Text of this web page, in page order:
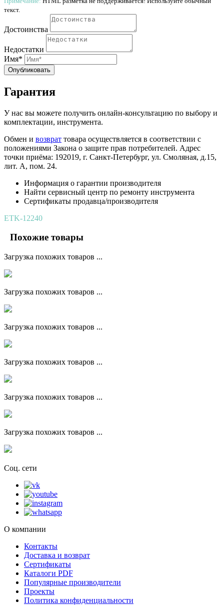
текст.
Достоинства
Недостатки
Имя*
Опубликовать
Гарантия
У нас вы можете получить онлайн-консультацию по выбору и
комплектации, инструмента.
Обмен и возврат товара осуществляется в соответствии с
положениями Закона о защите прав потребителей. Адрес
точки приёма: 192019, г. Санкт-Петербург, ул. Смоляная, д.15,
лит. А, пом. 24.
Информация о гарантии производителя
Найти сервисный центр по ремонту инструмента
Сертификаты продавца/производителя
ETK-12240
Похожие товары
Загрузка похожих товаров ...
Загрузка похожих товаров ...
Загрузка похожих товаров ...
Загрузка похожих товаров ...
Загрузка похожих товаров ...
Загрузка похожих товаров ...
Соц. сети
О компании
Контакты
Доставка и возврат
Сертификаты
Каталоги PDF
Популярные производители
Проекты
Политика конфиденциальности